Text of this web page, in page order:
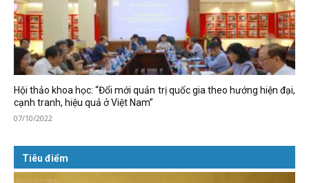
Hội thảo khoa học: “Đổi mới quản trị quốc gia theo hướng hiện đại,
cạnh tranh, hiệu quả ở Việt Nam”
07/10/2022
Tiêu điểm